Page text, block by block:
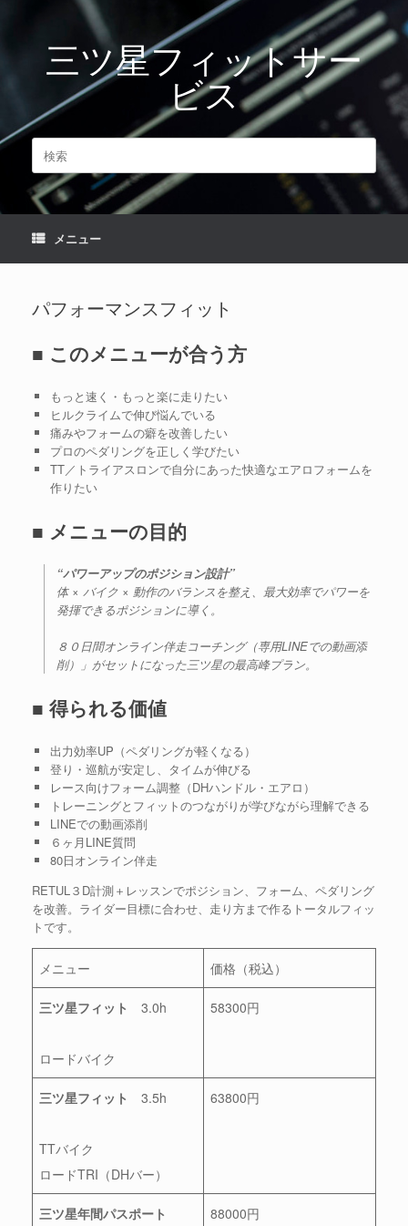
ッ
三ツ星フィットサー
ビス
検
対
象:
メニュー
パフォーマンスフィット
■ このメニューが合う方
もっと速く・もっと楽に走りたい
ヒルクライムで伸び悩んでいる
痛みやフォームの癖を改善したい
プロのペダリングを正しく学びたい
TT／トライアスロンで自分にあった快適なエアロフォームを
作りたい
■ メニューの目的
“パワーアップのポジション設計”
体 × バイク × 動作のバランスを整え、最大効率でパワーを
発揮できるポジションに導く。
８０日間オンライン伴走コーチング（専用LINEでの動画添
削）」がセットになった三ツ星の最高峰プラン。
■ 得られる価値
出力効率UP（ペダリングが軽くなる）
登り・巡航が安定し、タイムが伸びる
レース向けフォーム調整（DHハンドル・エアロ）
トレーニングとフィットのつながりが学びながら理解できる
LINEでの動画添削
６ヶ月LINE質問
80日オンライン伴走
RETUL３D計測＋レッスンでポジション、フォーム、ペダリング
を改善。ライダー目標に合わせ、走り方まで作るトータルフィッ
トです。
メニュー 価格（税込）
三ツ星フィット 3.0h
ロードバイク
58300円
三ツ星フィット 3.5h
TTバイク
ロードTRI（DHバー）
63800円
三ツ星年間パスポート
88000円